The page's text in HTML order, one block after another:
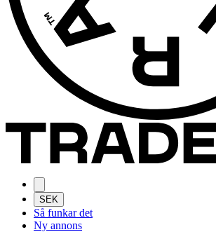
SEK
Så funkar det
Ny annons